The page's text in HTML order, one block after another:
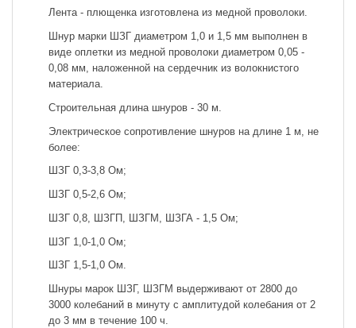
Лента - плющенка изготовлена из медной проволоки.
Шнур марки ШЗГ диаметром 1,0 и 1,5 мм выполнен в
виде оплетки из медной проволоки диаметром 0,05 -
0,08 мм, наложенной на сердечник из волокнистого
материала.
Строительная длина шнуров - 30 м.
Электрическое сопротивление шнуров на длине 1 м, не
более:
ШЗГ 0,3-3,8 Ом;
ШЗГ 0,5-2,6 Ом;
ШЗГ 0,8, ШЗГП, ШЗГМ, ШЗГА - 1,5 Ом;
ШЗГ 1,0-1,0 Ом;
ШЗГ 1,5-1,0 Ом.
Шнуры марок ШЗГ, ШЗГМ выдерживают от 2800 до
3000 колебаний в минуту с амплитудой колебания от 2
до 3 мм в течение 100 ч.